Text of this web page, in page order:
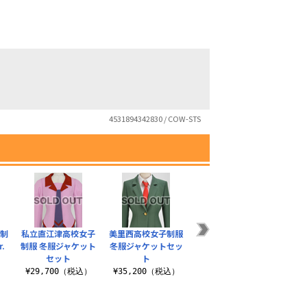
4531894342830 / COW-STS
私立直江津高校女子
制服 冬服ジャケット
セット
¥29,700（税込）
美里西高校女子制服
冬服ジャケットセッ
ト
¥35,200（税込）
私立直江津高校女子